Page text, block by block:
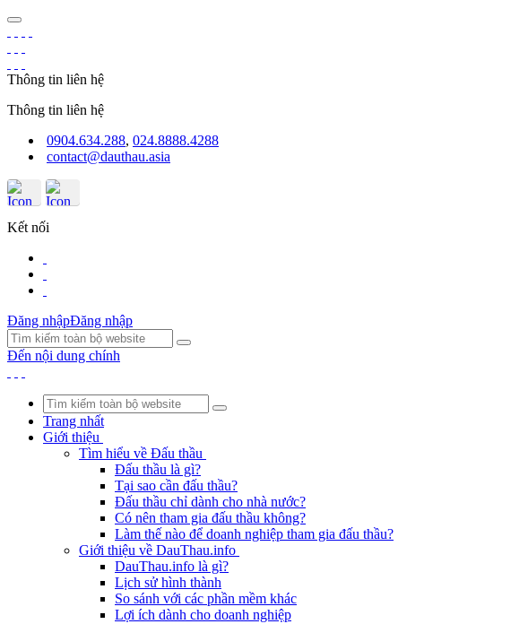
Thông tin liên hệ
Thông tin liên hệ
0904.634.288, 024.8888.4288
contact@dauthau.asia
Kết nối
Đăng nhậpĐăng nhập
Đến nội dung chính
Trang nhất
Giới thiệu
Tìm hiểu về Đấu thầu
Đấu thầu là gì?
Tại sao cần đấu thầu?
Đấu thầu chỉ dành cho nhà nước?
Có nên tham gia đấu thầu không?
Làm thế nào để doanh nghiệp tham gia đấu thầu?
Giới thiệu về DauThau.info
DauThau.info là gì?
Lịch sử hình thành
So sánh với các phần mềm khác
Lợi ích dành cho doanh nghiệp